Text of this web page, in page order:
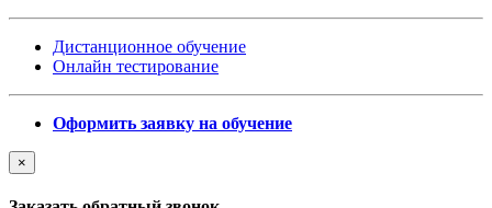
Дистанционное обучение
Онлайн тестирование
Оформить заявку на обучение
×